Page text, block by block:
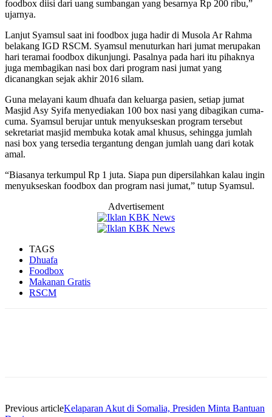
foodbox diisi dari uang sumbangan yang besarnya Rp 200 ribu,”
ujarnya.
Lanjut Syamsul saat ini foodbox juga hadir di Musola Ar Rahma
belakang IGD RSCM. Syamsul menuturkan hari jumat merupakan
hari teramai foodbox dikunjungi. Pasalnya pada hari itu pihaknya
juga membagikan nasi box dari program nasi jumat yang
dicanangkan sejak akhir 2016 silam.
Guna melayani kaum dhuafa dan keluarga pasien, setiap jumat
Masjid Asy Syifa menyediakan 100 box nasi yang dibagikan cuma-
cuma. Syamsul berujar untuk menyukseskan program tersebut
sekretariat masjid membuka kotak amal khusus, sehingga jumlah
nasi box yang tersedia tergantung dengan jumlah uang dari kotak
amal.
“Biasanya terkumpul Rp 1 juta. Siapa pun dipersilahkan kalau ingin
menyukseskan foodbox dan program nasi jumat,” tutup Syamsul.
Advertisement
TAGS
Dhuafa
Foodbox
Makanan Gratis
RSCM
Previous articleKelaparan Akut di Somalia, Presiden Minta Bantuan